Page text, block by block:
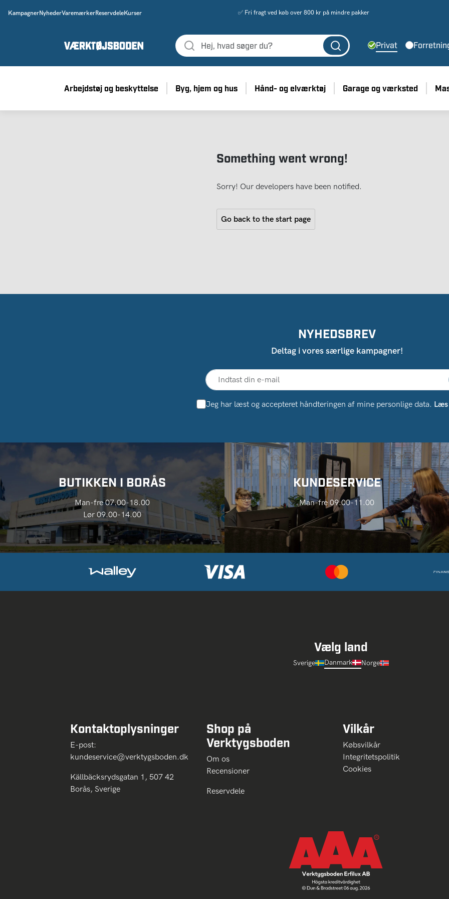
KampagnerNyhederVaremærkerReservdeleKurser ✅ Fri fragt ved køb over 800 kr på mindre pakker
Privat
Arbejdstøj og beskyttelse Byg, hjem og hus Hånd- og elværktøj Garage og værksted
Something went wrong!
Sorry! Our developers have been notified.
Go back to the start page
NYHEDSBREV
Deltag i vores særlige kampagner!
Jeg har læst og accepteret håndteringen af ​​mine personlige data.
BUTIKKEN I BORÅS
Man-fre 07.00-18.00
Lør 09.00-14.00
KUNDESERVICE
Man-fre 09.00-11.00
Vælg land
Sverige Danmark Norge
Kontaktoplysninger
E-post:
kundeservice@verktygsboden.dk
Källbäcksrydsgatan 1, 507 42
Borås, Sverige
Shop på
Verktygsboden
Om os
Recensioner
Reservdele
Vilkår
Købsvilkår
Integritetspolitik
Cookies